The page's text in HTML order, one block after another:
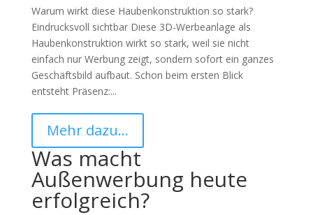
Warum wirkt diese Haubenkonstruktion so stark?
Eindrucksvoll sichtbar Diese 3D-Werbeanlage als
Haubenkonstruktion wirkt so stark, weil sie nicht
einfach nur Werbung zeigt, sondern sofort ein ganzes
Geschäftsbild aufbaut. Schon beim ersten Blick
entsteht Präsenz:...
Mehr dazu…
Was macht
Außenwerbung heute
erfolgreich?